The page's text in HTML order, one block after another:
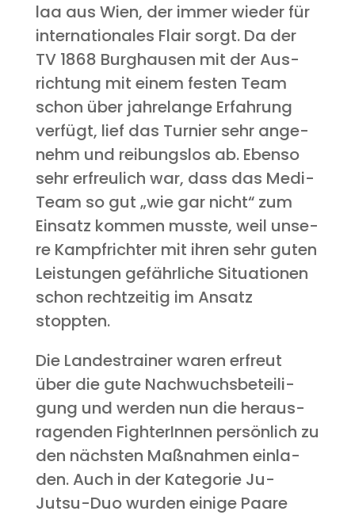
laa aus Wien, der immer wie­der für
inter­na­tio­na­les Flair sorgt. Da der
TV 1868 Burg­hau­sen mit der Aus­
rich­tung mit einem fes­ten Team
schon über jah­re­lan­ge Erfah­rung
ver­fügt, lief das Tur­nier sehr ange­
nehm und rei­bungs­los ab. Eben­so
sehr erfreu­lich war, dass das Medi-
Team so gut „wie gar nicht“ zum
Ein­satz kom­men muss­te, weil unse­
re Kampf­rich­ter mit ihren sehr guten
Leis­tun­gen gefähr­li­che Situa­tio­nen
schon recht­zei­tig im Ansatz
stoppten.
Die Lan­des­trai­ner waren erfreut
über die gute Nach­wuchs­be­tei­li­
gung und wer­den nun die her­aus­
ra­gen­den Figh­te­rIn­nen per­sön­lich zu
den nächs­ten Maß­nah­men ein­la­
den. Auch in der Kate­go­rie Ju-
Jutsu-Duo wur­den eini­ge Paa­re